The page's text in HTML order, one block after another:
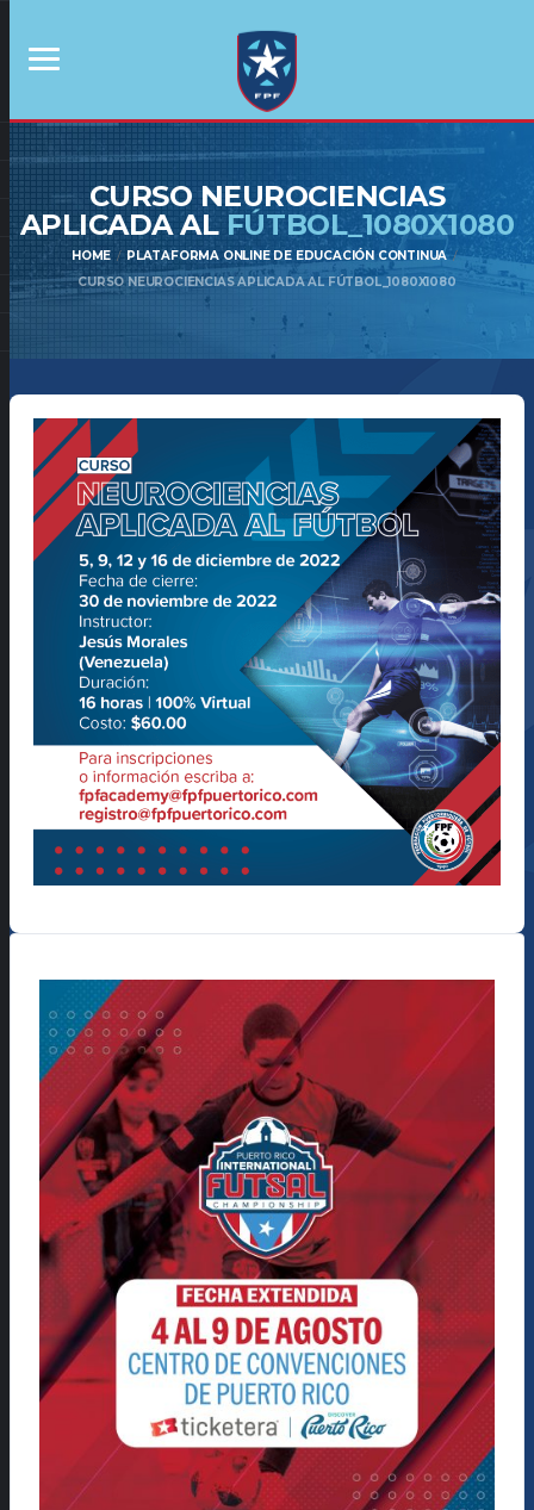
CURSO NEUROCIENCIAS
APLICADA ALFÚTBOL_1080X1080
HOME
PLATAFORMA ONLINE DE EDUCACIÓN CONTINUA
CURSO NEUROCIENCIAS APLICADA AL FÚTBOL_1080X1080